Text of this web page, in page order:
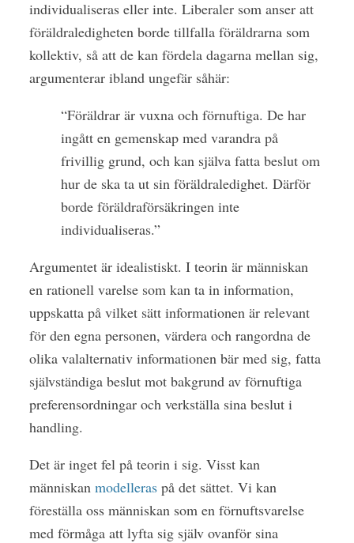
individualiseras eller inte. Liberaler som anser att
föräldraledigheten borde tillfalla föräldrarna som
kollektiv, så att de kan fördela dagarna mellan sig,
argumenterar ibland ungefär såhär:
“Föräldrar är vuxna och förnuftiga. De har
ingått en gemenskap med varandra på
frivillig grund, och kan själva fatta beslut om
hur de ska ta ut sin föräldraledighet. Därför
borde föräldraförsäkringen inte
individualiseras.”
Argumentet är idealistiskt. I teorin är människan
en rationell varelse som kan ta in information,
uppskatta på vilket sätt informationen är relevant
för den egna personen, värdera och rangordna de
olika valalternativ informationen bär med sig, fatta
självständiga beslut mot bakgrund av förnuftiga
preferensordningar och verkställa sina beslut i
handling.
Det är inget fel på teorin i sig. Visst kan
människan modelleraspå det sättet. Vi kan
föreställa oss människan som en förnuftsvarelse
med förmåga att lyfta sig själv ovanför sina